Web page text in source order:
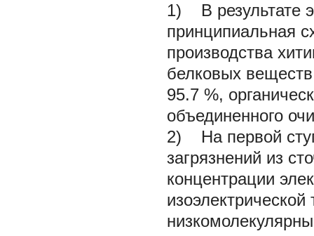
1) В результате
принципиальная
производства
белковых веществ
95.7 %,
объединенного
2) На первой
загрязнений из
концентрации